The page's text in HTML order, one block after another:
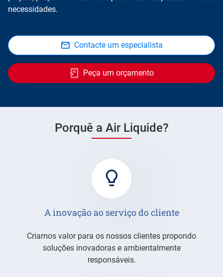
necessidades.
Contacte um especialista
Peça um orçamento
Porquê a Air Liquide?
A inovação ao serviço do cliente
Criamos valor para os nossos clientes propondo
soluções inovadoras e ambientalmente
responsáveis.